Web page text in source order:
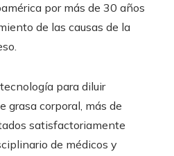
por más de 30 años
de las causas de la
para diluir
grasa corporal, más de
satisfactoriamente
de médicos y